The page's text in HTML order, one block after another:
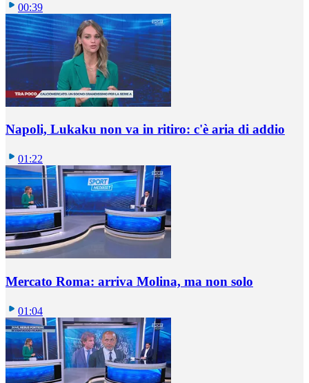
00:39
Napoli, Lukaku non va in ritiro: c'è aria di addio
01:22
Mercato Roma: arriva Molina, ma non solo
01:04